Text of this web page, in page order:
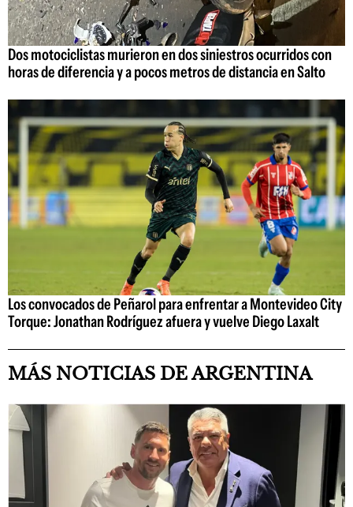
Dos motociclistas murieron en dos siniestros ocurridos con
horas de diferencia y a pocos metros de distancia en Salto
Los convocados de Peñarol para enfrentar a Montevideo City
Torque: Jonathan Rodríguez afuera y vuelve Diego Laxalt
MÁS NOTICIAS DE ARGENTINA